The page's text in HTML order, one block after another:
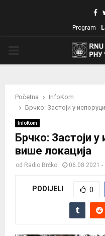
Program
Početna
InfoKom
Брчко: Застоји у
InfoKom
Брчко: Застоји у
више локација
od Radio Brčko 06.08.2021 -
PODIJELI 0